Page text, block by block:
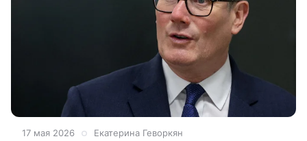
17 мая 2026 Екатерина Геворкян